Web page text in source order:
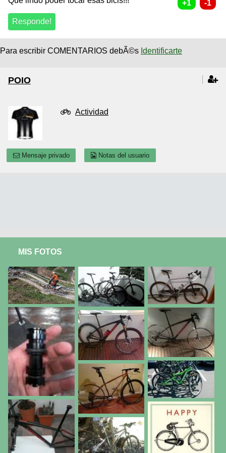
Para escribir COMENTARIOS debÃ©s Identificarte
POIO
Actividad
Mensaje privado Notas del usuario
MIS FOTOS